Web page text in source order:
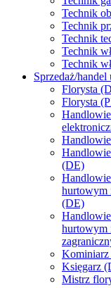
Technik
Technik
Technik
Technik
Technik
Sprzedaż/handel
Florysta
Florysta
(DE)
hurtowym
(DE)
hurtowym
Księgarz
Mistrz